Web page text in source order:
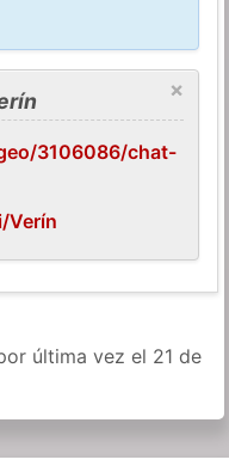
×
3106086/chat-
Verín
última vez el 21 de